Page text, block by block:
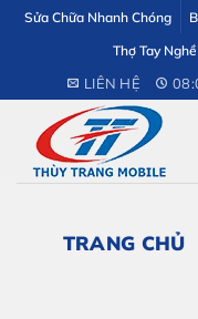
dung
Sửa Chữa Nhanh Chóng
Thợ Tay
LIÊN HỆ
TRANG CHỦ